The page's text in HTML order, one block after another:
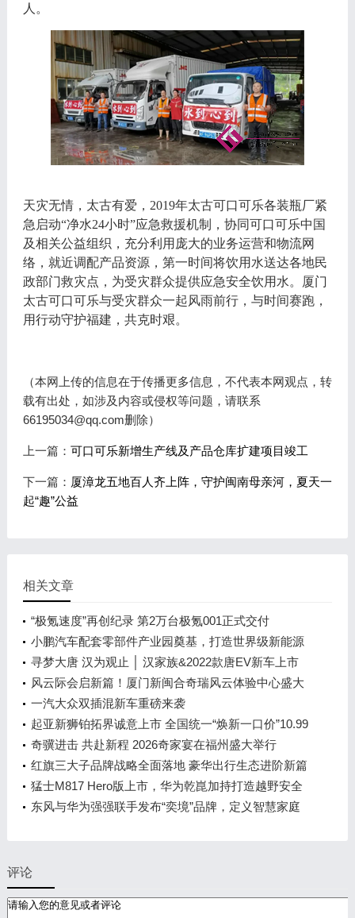
人。
天灾无情，太古有爱， 2019年太古可口可乐各装瓶厂紧
急启动“净水24小时”应急救援机制，协同可口可乐中国
及相关公益组织，充分利用庞大的业务运营和物流网
络，就近调配产品资源，第一时间将饮用水送达各地民
政部门救灾点，为受灾群众提供应急安全饮用水。厦门
太古可口可乐与受灾群众一起风雨前行，与时间赛跑，
用行动守护福建，共克时艰。
（本网上传的信息在于传播更多信息，不代表本网观点，转
载有出处，如涉及内容或侵权等问题，请联系
66195034@qq.com删除）
上一篇： 可口可乐新增生产线及产品仓库扩建项目竣工
下一篇： 厦漳龙五地百人齐上阵，守护闽南母亲河，夏天一
起“趣”公益
相关文章
“极氪速度”再创纪录 第2万台极氪001正式交付
小鹏汽车配套零部件产业园奠基，打造世界级新能源
智能汽车集群
寻梦大唐 汉为观止 │ 汉家族&2022款唐EV新车上市
发布会，敬请期待！
风云际会启新篇！厦门新闽合奇瑞风云体验中心盛大
开业
一汽大众双插混新车重磅来袭
起亚新狮铂拓界诚意上市 全国统一“焕新一口价”10.99
万元起
奇骥进击 共赴新程 2026奇家宴在福州盛大举行
红旗三大子品牌战略全面落地 豪华出行生态进阶新篇
章
猛士M817 Hero版上市，华为乾崑加持打造越野安全
标杆！
东风与华为强强联手发布“奕境”品牌，定义智慧家庭
评论